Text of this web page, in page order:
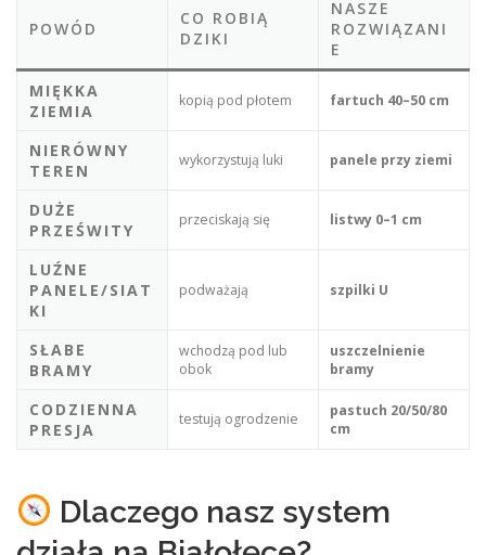
POWÓD
CO ROBIĄ
DZIKI
NASZE
ROZWIĄZANI
E
MIĘKKA
ZIEMIA
kopią pod płotem fartuch 40–50 cm
NIERÓWNY
TEREN
wykorzystują luki panele przy ziemi
DUŻE
PRZEŚWITY
przeciskają się listwy 0–1 cm
LUŹNE
PANELE/SIAT
KI
podważają szpilki U
SŁABE
BRAMY
wchodzą pod lub
obok
uszczelnienie
bramy
CODZIENNA
PRESJA
testują ogrodzenie
pastuch 20/50/80
cm
Dlaczego nasz system